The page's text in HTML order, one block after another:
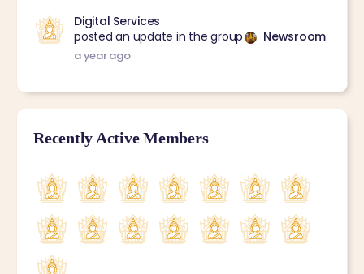
Digital Services
posted an update in the group
Newsroom
a year ago
Recently Active Members